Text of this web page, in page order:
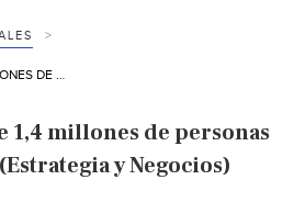
1,4 millones de personas
y Negocios)